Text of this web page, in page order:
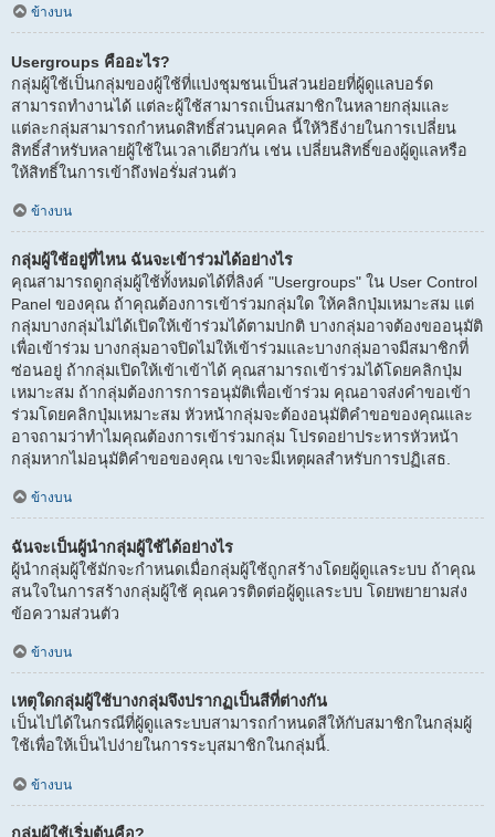
ข้างบน
Usergroups คืออะไร?
กลุ่มผู้ใช้เป็นกลุ่มของผู้ใช้ที่แบ่งชุมชนเป็นส่วนย่อยที่ผู้ดูแลบอร์ด
สามารถทำงานได้ แต่ละผู้ใช้สามารถเป็นสมาชิกในหลายกลุ่มและ
แต่ละกลุ่มสามารถกำหนดสิทธิ์ส่วนบุคคล นี้ให้วิธีง่ายในการเปลี่ยน
สิทธิ์สำหรับหลายผู้ใช้ในเวลาเดียวกัน เช่น เปลี่ยนสิทธิ์ของผู้ดูแลหรือ
ให้สิทธิ์ในการเข้าถึงฟอรั่มส่วนตัว
ข้างบน
กลุ่มผู้ใช้อยู่ที่ไหน ฉันจะเข้าร่วมได้อย่างไร
คุณสามารถดูกลุ่มผู้ใช้ทั้งหมดได้ที่ลิงค์ "Usergroups" ใน User Control
Panel ของคุณ ถ้าคุณต้องการเข้าร่วมกลุ่มใด ให้คลิกปุ่มเหมาะสม แต่
กลุ่มบางกลุ่มไม่ได้เปิดให้เข้าร่วมได้ตามปกติ บางกลุ่มอาจต้องขออนุมัติ
เพื่อเข้าร่วม บางกลุ่มอาจปิดไม่ให้เข้าร่วมและบางกลุ่มอาจมีสมาชิกที่
ซ่อนอยู่ ถ้ากลุ่มเปิดให้เข้าเข้าได้ คุณสามารถเข้าร่วมได้โดยคลิกปุ่ม
เหมาะสม ถ้ากลุ่มต้องการการอนุมัติเพื่อเข้าร่วม คุณอาจส่งคำขอเข้า
ร่วมโดยคลิกปุ่มเหมาะสม หัวหน้ากลุ่มจะต้องอนุมัติคำขอของคุณและ
อาจถามว่าทำไมคุณต้องการเข้าร่วมกลุ่ม โปรดอย่าประหารหัวหน้า
กลุ่มหากไม่อนุมัติคำขอของคุณ เขาจะมีเหตุผลสำหรับการปฏิเสธ.
ข้างบน
ฉันจะเป็นผู้นำกลุ่มผู้ใช้ได้อย่างไร
ผู้นำกลุ่มผู้ใช้มักจะกำหนดเมื่อกลุ่มผู้ใช้ถูกสร้างโดยผู้ดูแลระบบ ถ้าคุณ
สนใจในการสร้างกลุ่มผู้ใช้ คุณควรติดต่อผู้ดูแลระบบ โดยพยายามส่ง
ข้อความส่วนตัว
ข้างบน
เหตุใดกลุ่มผู้ใช้บางกลุ่มจึงปรากฏเป็นสีที่ต่างกัน
เป็นไปได้ในกรณีที่ผู้ดูแลระบบสามารถกำหนดสีให้กับสมาชิกในกลุ่มผู้
ใช้เพื่อให้เป็นไปง่ายในการระบุสมาชิกในกลุ่มนี้.
ข้างบน